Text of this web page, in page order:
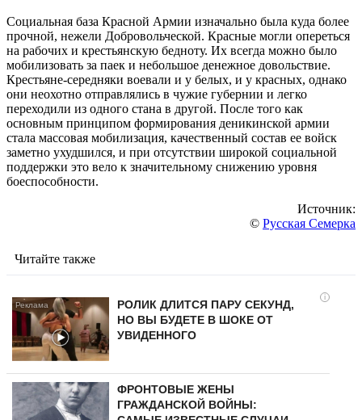
Социальная база Красной Армии изначально была куда более
прочной, нежели Добровольческой. Красные могли опереться
на рабочих и крестьянскую бедноту. Их всегда можно было
мобилизовать за паек и небольшое денежное довольствие.
Крестьяне-середняки воевали и у белых, и у красных, однако
они неохотно отправлялись в чужие губернии и легко
переходили из одного стана в другой. После того как
основным принципом формирования деникинской армии
стала массовая мобилизация, качественный состав ее войск
заметно ухудшился, и при отсутствии широкой социальной
поддержки это вело к значительному снижению уровня
боеспособности.
Источник:
© Русская Семерка
Читайте также
i
РОЛИК ДЛИТСЯ ПАРУ СЕКУНД,
НО ВЫ БУДЕТЕ В ШОКЕ ОТ
УВИДЕННОГО
ФРОНТОВЫЕ ЖЕНЫ
ГРАЖДАНСКОЙ ВОЙНЫ: